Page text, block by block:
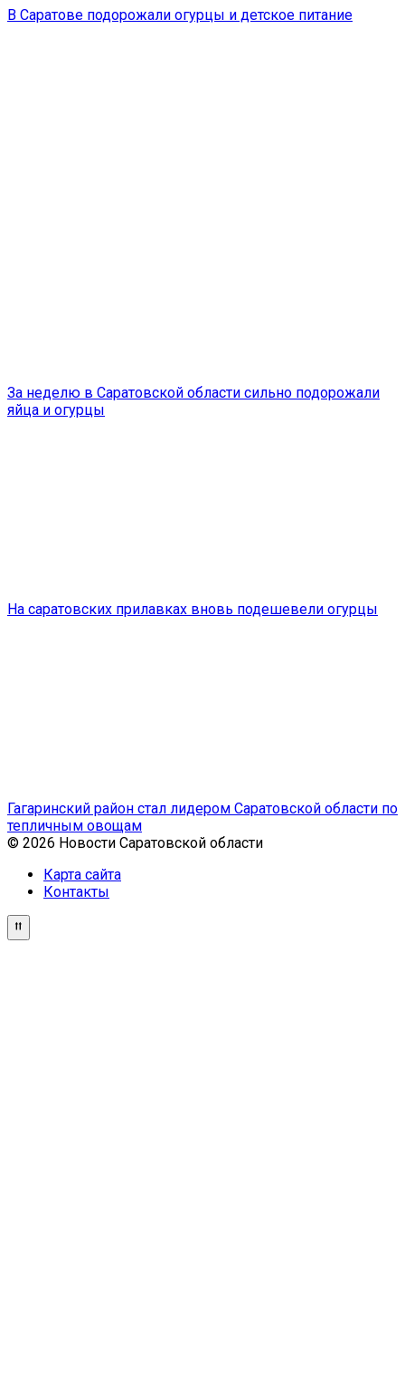
В Саратове подорожали огурцы и детское питание
За неделю в Саратовской области сильно подорожали
яйца и огурцы
На саратовских прилавках вновь подешевели огурцы
Гагаринский район стал лидером Саратовской области по
тепличным овощам
© 2026 Новости Саратовской области
Карта сайта
Контакты